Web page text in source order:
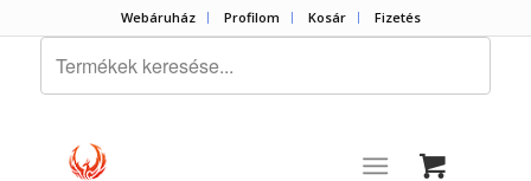
Webáruház Profilom Kosár Fizetés